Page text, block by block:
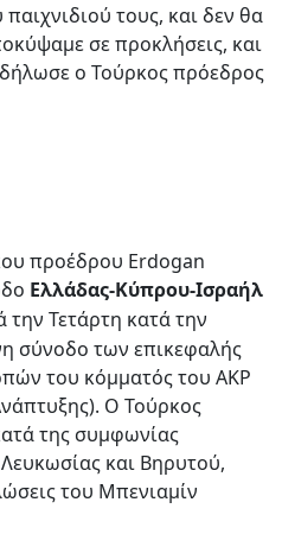
τους, και δεν θα
σε προκλήσεις, και
ο Τούρκος πρόεδρος
προέδρου Erdogan
Ελλάδας-Κύπρου-Ισραήλ
την Τετάρτη κατά την
σύνοδο των επικεφαλής
του κόμματός του ΑΚΡ
Ο Τούρκος
της συμφωνίας
και Βηρυτού,
του Μπενιαμίν